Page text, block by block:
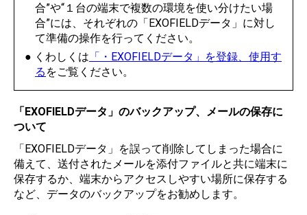
合”や“１台の端末で複数の環境を使い分けたい場
合”には、それぞれの「EXOFIELDデータ」に対し
て準備の操作を行ってください。
くわしくは 「・EXOFIELDデータ」を登録、使用す
る をご覧ください。
「EXOFIELDデータ」のバックアップ、メールの保存に
ついて
「EXOFIELDデータ」を誤って削除してしまった場合に
備えて、送付されたメールを添付ファイルと共に端末に
保存するか、端末からアクセスしやすい場所に保存する
など、データのバックアップをお勧めします。